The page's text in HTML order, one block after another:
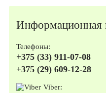
Информационная
Телефоны:
+375 (33) 911-07-08
+375 (29) 609-12-28
Viber: